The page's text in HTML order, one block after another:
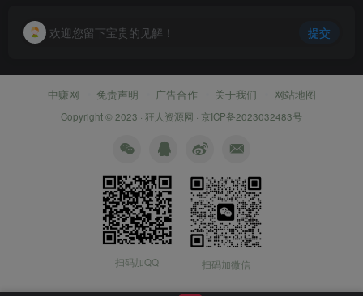
欢迎您留下宝贵的见解！ 提交
中赚网 免责声明 广告合作 关于我们 网站地图
Copyright © 2023 · 狂人资源网 · 京ICP备2023032483号
扫码加QQ 扫码加微信